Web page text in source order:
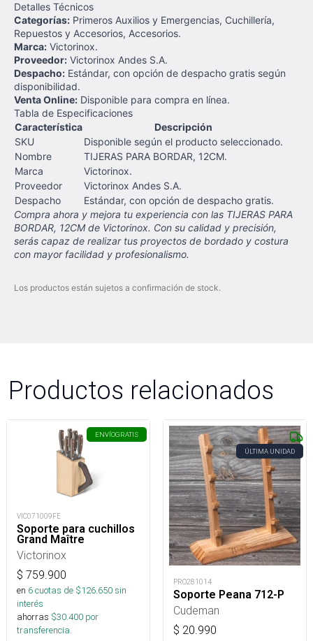
Detalles Técnicos
Categorías: Primeros Auxilios y Emergencias, Cuchillería,
Repuestos y Accesorios, Accesorios.
Marca: Victorinox.
Proveedor: Victorinox Andes S.A.
Despacho: Estándar, con opción de despacho gratis según
disponibilidad.
Venta Online: Disponible para compra en línea.
Tabla de Especificaciones
Característica
Descripción
SKU
Disponible según el producto seleccionado.
Nombre
TIJERAS PARA BORDAR, 12CM.
Marca
Victorinox.
Proveedor
Victorinox Andes S.A.
Despacho
Estándar, con opción de despacho gratis.
Compra ahora y mejora tu experiencia con las TIJERAS PARA
BORDAR, 12CM de Victorinox. Con su calidad y precisión,
serás capaz de realizar tus proyectos de bordado y costura
con mayor facilidad y profesionalismo.
Los productos están sujetos a confirmación de stock.
Productos relacionados
ENVÍOGRATIS
VIC071009FE
Soporte para cuchillos
Grand Maître
Victorinox
$ 759.900
en 6cuotas de $126.650sin
interés
ahorras $30.400 por
transferencia.
ÚLTIMA UNIDAD
PRO281014
Soporte Peana 712-P
Cudeman
$ 20.990